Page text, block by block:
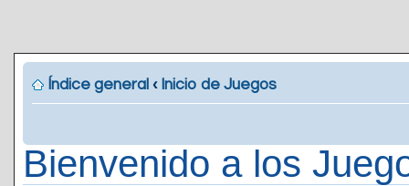
Índice general ‹ Inicio de Juegos
Bienvenido a los